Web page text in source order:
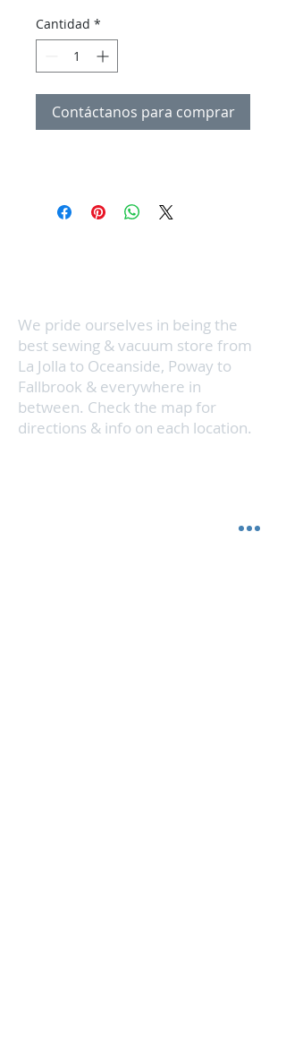
Cantidad *
Contáctanos para comprar
We pride ourselves in being the
best sewing & vacuum store from
La Jolla to Oceanside, Poway to
Fallbrook & everywhere in
between. Check the map for
directions & info on each location.